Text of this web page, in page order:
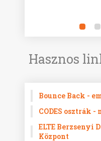
Hasznos
Bounce Back -
CODES osztrák
ELTE Berzsenyi
Központ